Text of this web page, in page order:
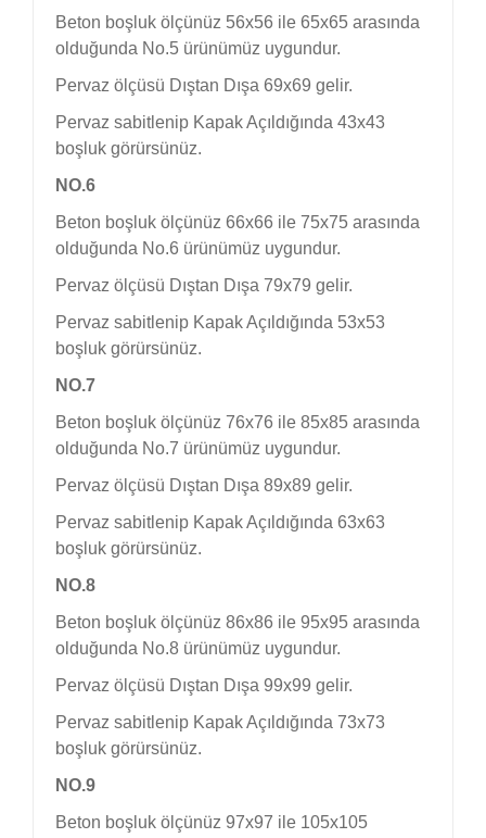
Beton boşluk ölçünüz 56x56 ile 65x65 arasında
olduğunda No.5 ürünümüz uygundur.
Pervaz ölçüsü Dıştan Dışa 69x69 gelir.
Pervaz sabitlenip Kapak Açıldığında 43x43
boşluk görürsünüz.
NO.6
Beton boşluk ölçünüz 66x66 ile 75x75 arasında
olduğunda No.6 ürünümüz uygundur.
Pervaz ölçüsü Dıştan Dışa 79x79 gelir.
Pervaz sabitlenip Kapak Açıldığında 53x53
boşluk görürsünüz.
NO.7
Beton boşluk ölçünüz 76x76 ile 85x85 arasında
olduğunda No.7 ürünümüz uygundur.
Pervaz ölçüsü Dıştan Dışa 89x89 gelir.
Pervaz sabitlenip Kapak Açıldığında 63x63
boşluk görürsünüz.
NO.8
Beton boşluk ölçünüz 86x86 ile 95x95 arasında
olduğunda No.8 ürünümüz uygundur.
Pervaz ölçüsü Dıştan Dışa 99x99 gelir.
Pervaz sabitlenip Kapak Açıldığında 73x73
boşluk görürsünüz.
NO.9
Beton boşluk ölçünüz 97x97 ile 105x105